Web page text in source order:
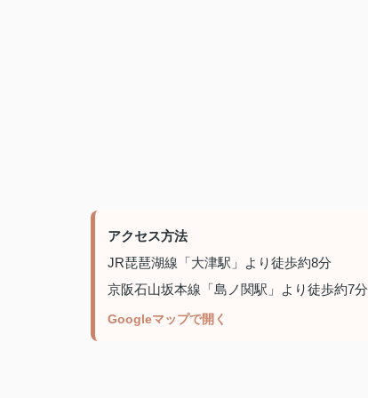
アクセス方法
JR琵琶湖線「大津駅」より徒歩約8分
京阪石山坂本線「島ノ関駅」より徒歩約7分
Googleマップで開く